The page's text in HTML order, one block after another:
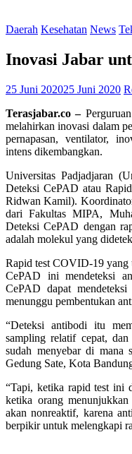
Daerah Kesehatan News
Inovasi Jabar
25 Juni 202025 Juni 2020
Terasjabar.co –
melahirkan inovasi dalam
pernapasan, ventilator,
intens dikembangkan.
Universitas Padjadjaran
Deteksi CePAD atau
Ridwan Kamil).
dari Fakultas MIPA,
Deteksi CePAD dengan
adalah molekul yang
Rapid test COVID-19 yang
CePAD ini mendeteksi
CePAD dapat
menunggu pembentukan
“Deteksi antibodi itu
sampling relatif cepat,
sudah menyebar di mana
Gedung Sate, Kota
“Tapi, ketika rapid test ini
ketika orang
akan nonreaktif, karena
berpikir untuk melengkapi